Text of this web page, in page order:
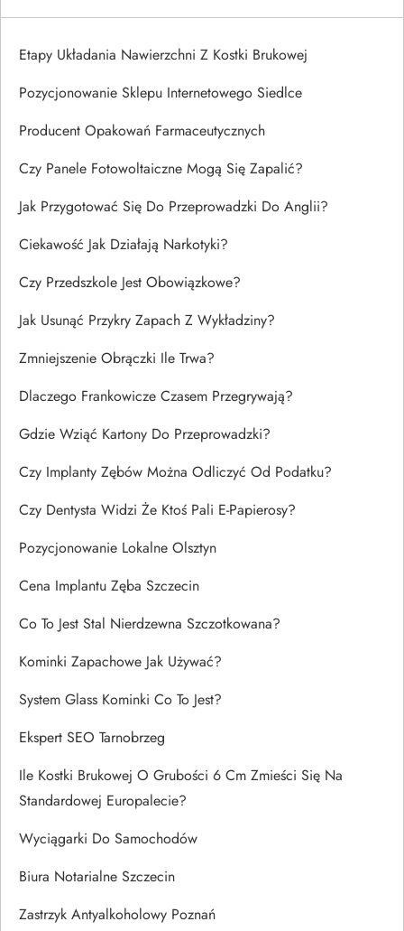
Etapy Układania Nawierzchni Z Kostki Brukowej
Pozycjonowanie Sklepu Internetowego Siedlce
Producent Opakowań Farmaceutycznych
Czy Panele Fotowoltaiczne Mogą Się Zapalić?
Jak Przygotować Się Do Przeprowadzki Do Anglii?
Ciekawość Jak Działają Narkotyki?
Czy Przedszkole Jest Obowiązkowe?
Jak Usunąć Przykry Zapach Z Wykładziny?
Zmniejszenie Obrączki Ile Trwa?
Dlaczego Frankowicze Czasem Przegrywają?
Gdzie Wziąć Kartony Do Przeprowadzki?
Czy Implanty Zębów Można Odliczyć Od Podatku?
Czy Dentysta Widzi Że Ktoś Pali E-Papierosy?
Pozycjonowanie Lokalne Olsztyn
Cena Implantu Zęba Szczecin
Co To Jest Stal Nierdzewna Szczotkowana?
Kominki Zapachowe Jak Używać?
System Glass Kominki Co To Jest?
Ekspert SEO Tarnobrzeg
Ile Kostki Brukowej O Grubości 6 Cm Zmieści Się Na
Standardowej Europalecie?
Wyciągarki Do Samochodów
Biura Notarialne Szczecin
Zastrzyk Antyalkoholowy Poznań